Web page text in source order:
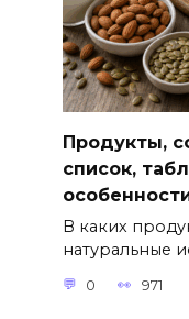
Продукты,
список,
В каких
натуральные
0 971